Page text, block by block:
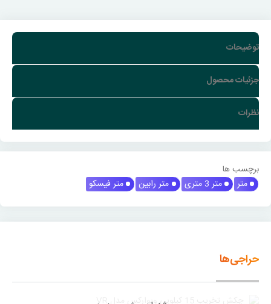
توضیحات
جزئیات محصول
نظرات
برچسب ها
متر
متر 3 متری متر رابین متر فیسکو
حراجی‌ها